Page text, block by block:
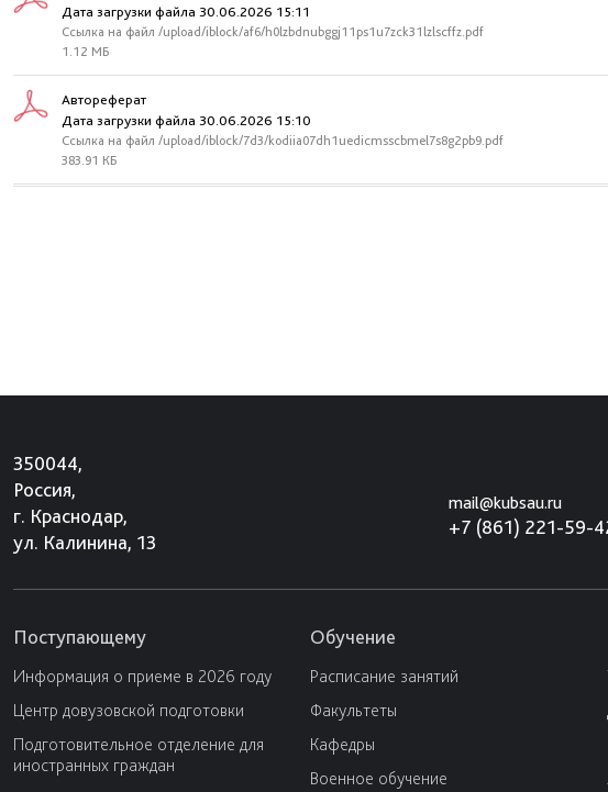
Дата загрузки файла 30.06.2026 15:11
Ссылка на файл /upload/iblock/af6/h0lzbdnubggj11ps1u7zck31lzlscffz.pdf
1.12 МБ
Автореферат
Дата загрузки файла 30.06.2026 15:10
Ссылка на файл /upload/iblock/7d3/kodiia07dh1uedicmsscbmel7s8g2pb9.pdf
383.91 КБ
350044,
Россия,
г. Краснодар,
ул. Калинина, 13
mail@kubsau.ru
+7 (861) 221-59-
Поступающему
Информация о приеме в 2026 году
Центр довузовской подготовки
Подготовительное отделение для
иностранных граждан
Обучение
Расписание занятий
Факультеты
Кафедры
Военное обучение